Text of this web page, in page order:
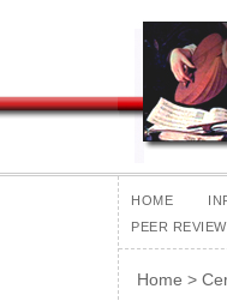
HOME
PEER
Home >